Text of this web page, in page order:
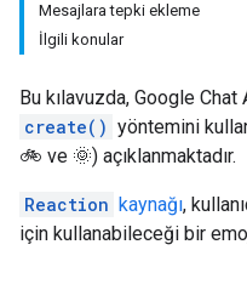
Mesajlara tepki ekleme
İlgili konular
Bu kılavuzda, Google Chat
create() yöntemini
🚲 ve 🌞) açıklanmaktadır.
Reaction kaynağı,
için kullanabileceği bir